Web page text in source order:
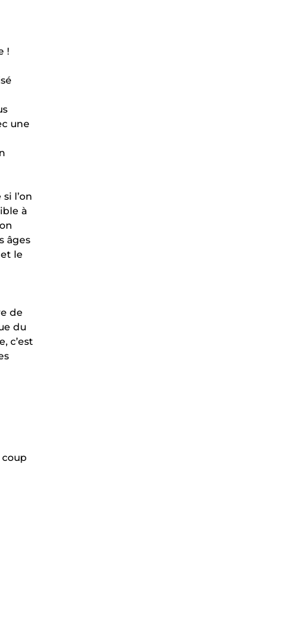
!
une
l’on
à
âges
le
de
du
c’est